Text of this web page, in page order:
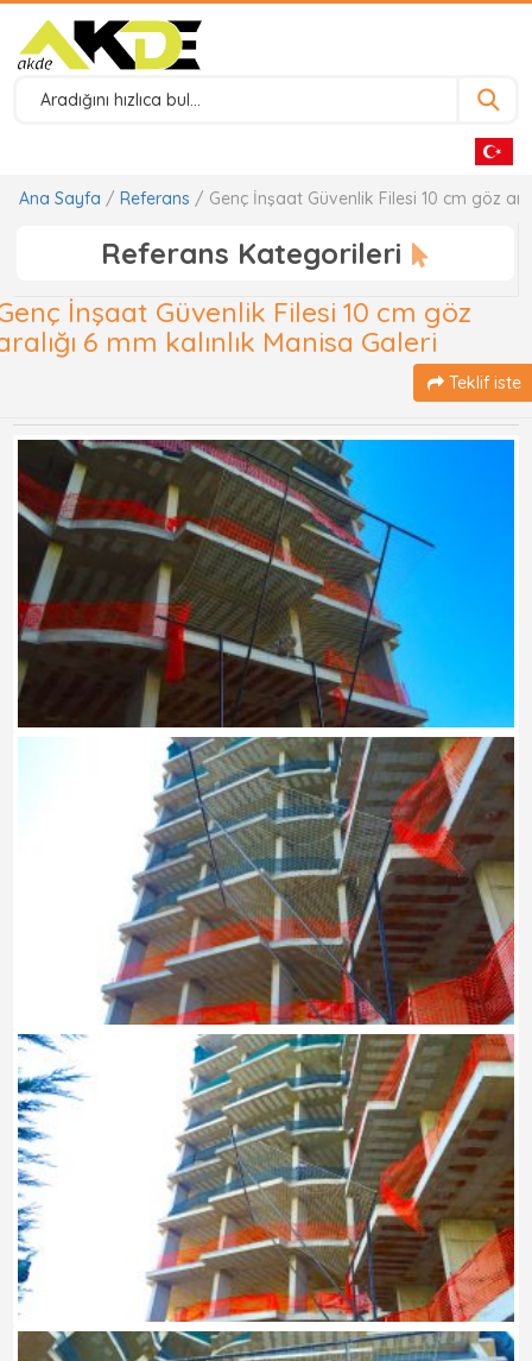
Ana Sayfa /Referans / Genç İnşaat Güvenlik Filesi 10 cm göz
Referans Kategorileri
İnşaat Güvenlik Filesi 10 cm göz
6 mm kalınlık Manisa Galeri
Teklif iste